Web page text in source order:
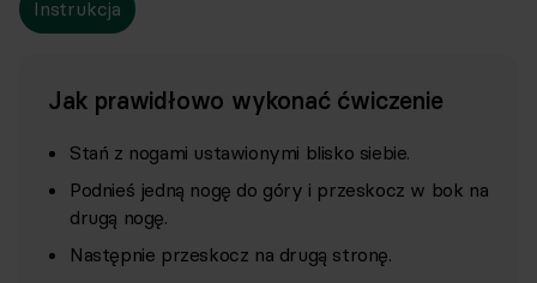
Instrukcja
Jak prawidłowo wykonać ćwiczenie
Stań z nogami ustawionymi blisko siebie.
Podnieś jedną nogę do góry i przeskocz w bok na
drugą nogę.
Następnie przeskocz na drugą stronę.